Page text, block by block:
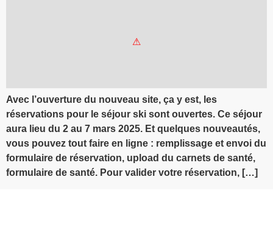
Avec l’ouverture du nouveau site, ça y est, les
réservations pour le séjour ski sont ouvertes. Ce séjour
aura lieu du 2 au 7 mars 2025. Et quelques nouveautés,
vous pouvez tout faire en ligne : remplissage et envoi du
formulaire de réservation, upload du carnets de santé,
formulaire de santé. Pour valider votre réservation, […]